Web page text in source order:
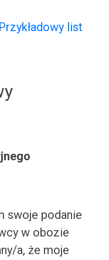
list
swoje podanie
w obozie
a, że moje